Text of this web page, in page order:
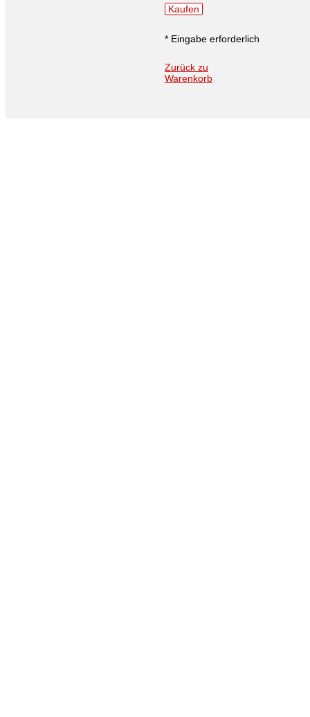
Kaufen
* Eingabe erforderlich
Zurück zu
Warenkorb